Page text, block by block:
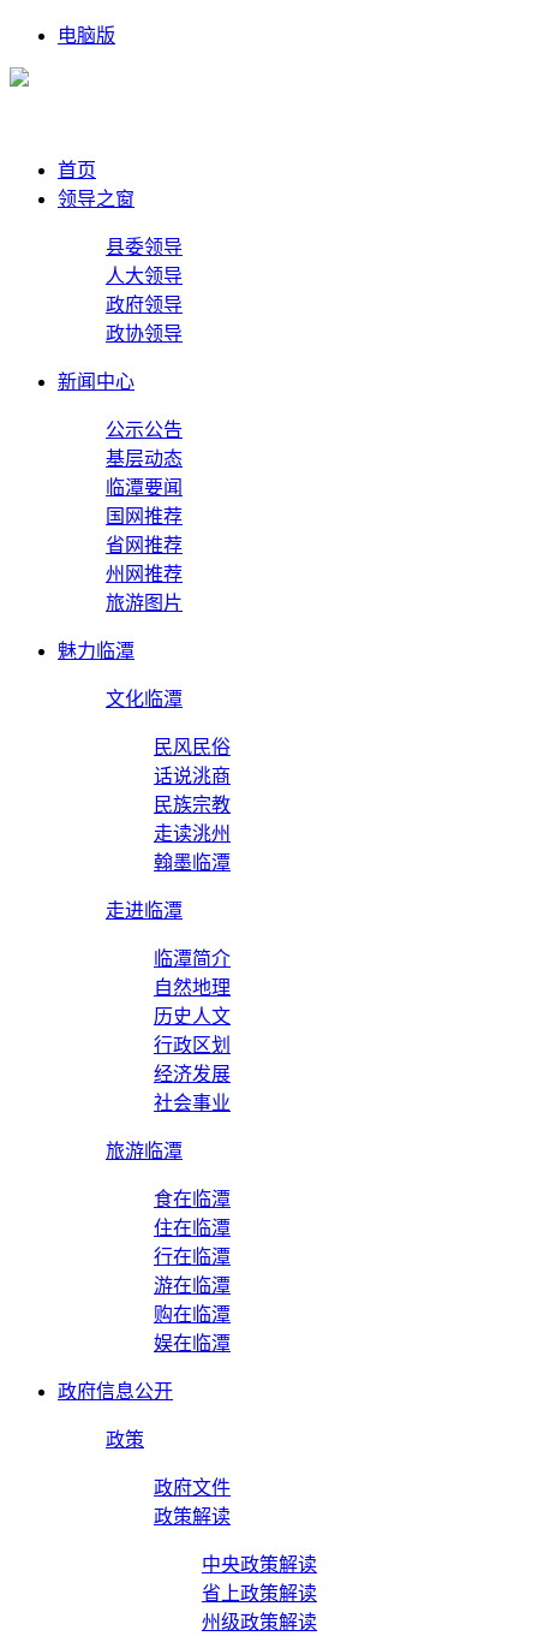
电脑版
首页
领导之窗
县委领导
人大领导
政府领导
政协领导
新闻中心
公示公告
基层动态
临潭要闻
国网推荐
省网推荐
州网推荐
旅游图片
魅力临潭
文化临潭
民风民俗
话说洮商
民族宗教
走读洮州
翰墨临潭
走进临潭
临潭简介
自然地理
历史人文
行政区划
经济发展
社会事业
旅游临潭
食在临潭
住在临潭
行在临潭
游在临潭
购在临潭
娱在临潭
政府信息公开
政策
政府文件
政策解读
中央政策解读
省上政策解读
州级政策解读